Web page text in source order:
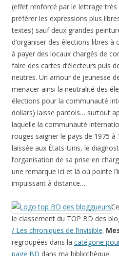
(effet renforcé par le lettrage très
préférer les expressions plus
textes) sauf deux grandes
d’organiser des élections libres
à payer des locaux chargés de
faire des cartes d’électeurs puis
neutres. Un amour de jeunesse
menacer ainsi la neutralité des
élections pour la communauté
dollars) laisse pantois… surtout
laquelle la communauté
rouges saigner le pays de 1975 à
laissée aux États-Unis, le
l’organisation de sa prise en
une remarque ici et là où pointe
impuissant à distance…
le classement du TOP BD des
/ Les chroniques de l’invisible.
regroupées dans la catégorie
page BD dans ma bibliothèque.